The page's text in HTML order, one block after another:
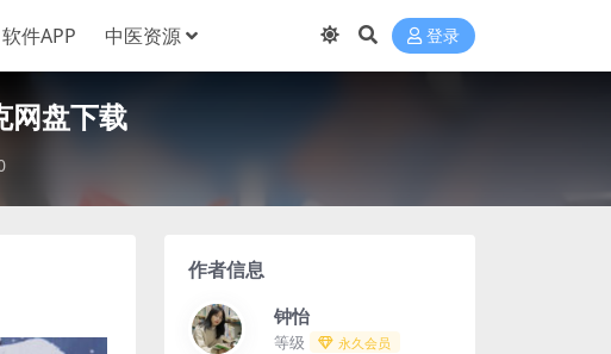
软件APP 中医资源 登录
网盘下载
作者信息
钟怡
等级 永久会员